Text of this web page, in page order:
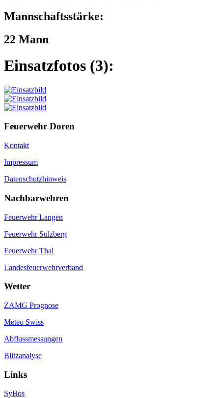
Mannschaftsstärke:
22 Mann
Einsatzfotos (3):
Feuerwehr Doren
Kontakt
Impressum
Datenschutzhinweis
Nachbarwehren
Feuerwehr Langen
Feuerwehr Sulzberg
Feuerwehr Thal
Landesfeuerwehrverband
Wetter
ZAMG Prognose
Meteo Swiss
Abflussmessungen
Blitzanalyse
Links
SyBos